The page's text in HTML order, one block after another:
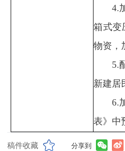
4.
箱式变
物资，
5.
新建居
6.
表》中
稿件收藏 分享到